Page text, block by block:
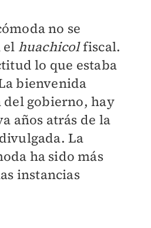
no se
el huachicolfiscal.
lo que estaba
bienvenida
gobierno, hay
años atrás de la
La
ha sido más
instancias